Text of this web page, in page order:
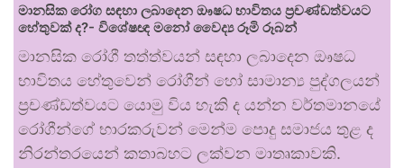
මානසික රෝග සඳහා ලබාදෙන ඖෂධ භාවිතය ප්‍රචණ්ඩත්වයට
හේතුවක් ද?- විශේෂඥ මනෝ වෛද්‍ය රූමි රූබන්
මානසික රෝගී තත්ත්වයන් සඳහා ලබාදෙන ඖෂධ
භාවිතය හේතුවෙන් රෝගීන් හෝ සාමාන්‍ය පුද්ගලයන්
ප්‍රචණ්ඩත්වයට යොමු විය හැකි ද යන්න වර්තමානයේ
රෝගීන්ගේ භාරකරුවන් මෙන්ම පොදු සමාජය තුළ ද
නිරන්තරයෙන් කතාබහට ලක්වන මාතෘකාවකි.